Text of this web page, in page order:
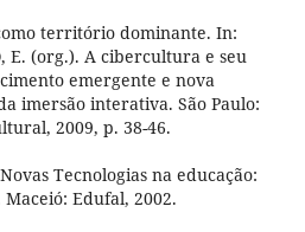
território dominante. In:
E. (org.). A cibercultura e seu
emergente e nova
imersão interativa. São Paulo:
2009, p. 38-46.
Tecnologias na educação:
Edufal, 2002.